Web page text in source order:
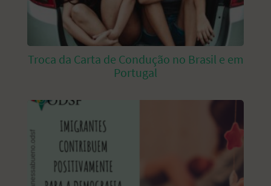
Troca da Carta de Condução no Brasil e em
Portugal